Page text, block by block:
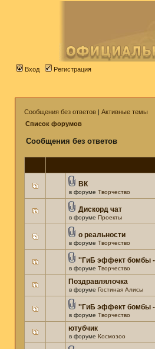
Вход Регистрация
Сообщения без ответов | Активные темы
Список форумов
Сообщения без ответов
ВК
в форуме Творчество
Дискорд чат
в форуме Проекты
о реальности
в форуме Творчество
''ГиБ эффект бомбы -
в форуме Творчество
Поздравлялочка
в форуме Гостиная Алисы
''ГиБ эффект бомбы -
в форуме Творчество
ютубчик
в форуме Космозоо